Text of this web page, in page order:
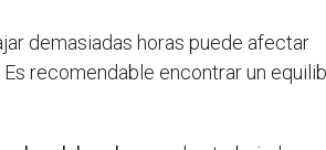
demasiadas horas puede afectar
recomendable encontrar un